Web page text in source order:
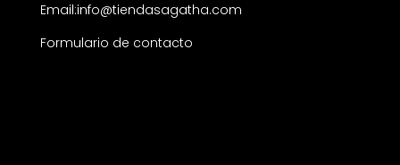
Email:info@tiendasagatha.com
Formulario de contacto